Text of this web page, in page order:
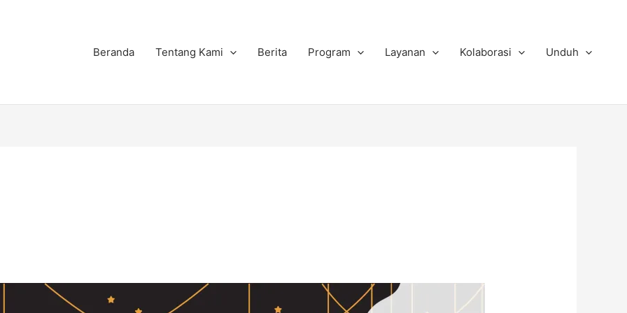
Beranda
Tentang Kami Berita Program Layanan Kolaborasi Unduh